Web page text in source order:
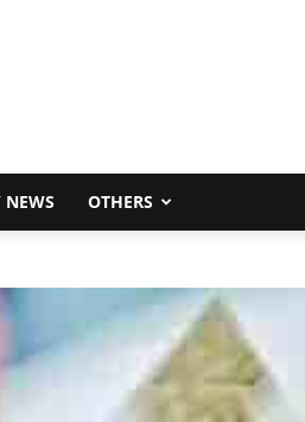
NEWS OTHERS